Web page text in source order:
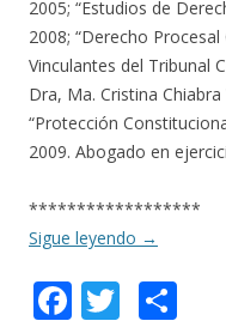
2005; “Estudios de
2008; “Derecho
Vinculantes del Tribunal
Dra, Ma. Cristina
“Protección
2009. Abogado en
******************
Sigue leyendo →
F T